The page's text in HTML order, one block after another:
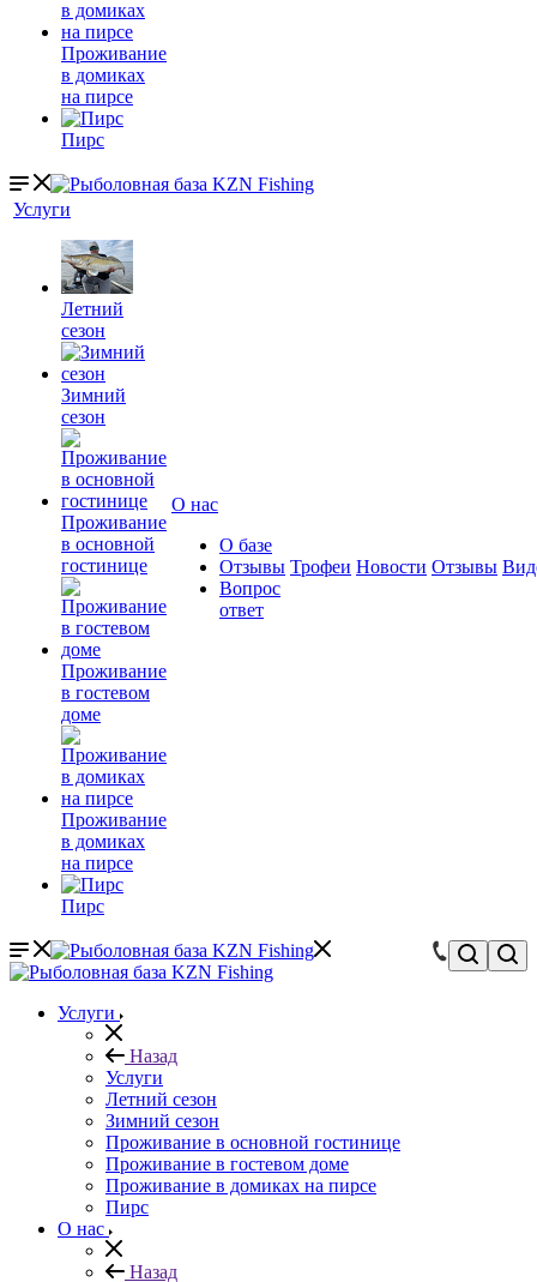
Проживание
в домиках
на пирсе
Пирс
Услуги
Летний
сезон
Зимний
сезон
Проживание
в основной
гостинице
Проживание
в гостевом
доме
Проживание
в домиках
на пирсе
Пирс
О нас
О базе
Отзывы
Вопрос
ответ
Трофеи Новости Отзывы
Услуги
Назад
Услуги
Летний сезон
Зимний сезон
Проживание в основной гостинице
Проживание в гостевом доме
Проживание в домиках на пирсе
Пирс
О нас
Назад